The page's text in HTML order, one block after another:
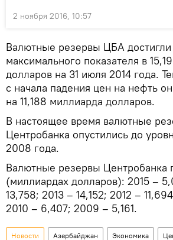
2 ноября 2016, 10:57
Валютные резервы ЦБА достигли
максимального показателя в
долларов на 31 июля 2014 года.
с начала падения цен на нефть
на 11,188 миллиарда долларов.
В настоящее время валютные
Центробанка опустились до
2008 года.
Валютные резервы Центробанка
(миллиардах долларов): 2015 –
13,758; 2013 – 14,152; 2012 –
2010 – 6,407; 2009 – 5,161.
Новости Азербайджан Экономика